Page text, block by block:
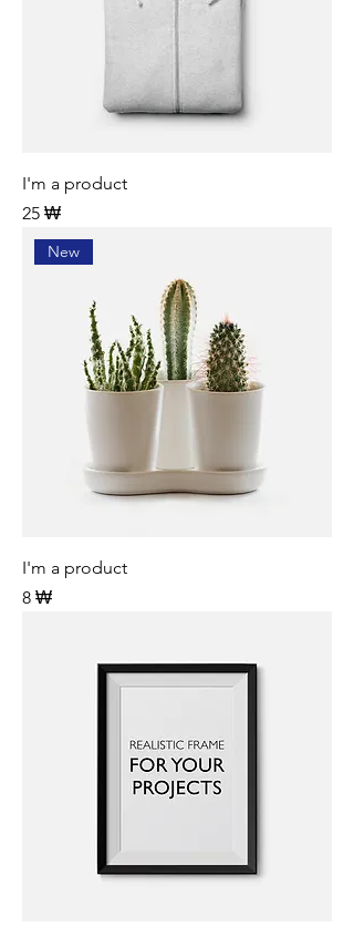
I'm a product
Preis
25 ₩
New
I'm a product
Preis
8 ₩